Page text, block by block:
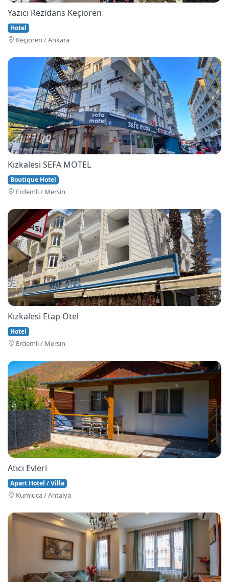
Yazıcı Rezidans Keçiören
Hotel
Keçi̇ören / Ankara
Kızkalesi SEFA MOTEL
Boutique Hotel
Erdemli / Mersin
Kızkalesi Etap Otel
Hotel
Erdemli / Mersin
Atıcı Evleri
Apart Hotel / Villa
Kumluca / Antalya